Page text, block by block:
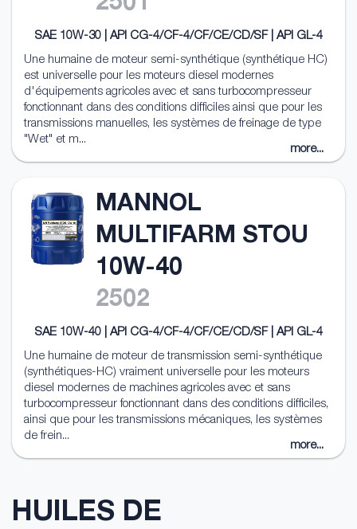
2501
SAE 10W-30 | API CG-4/CF-4/CF/CE/CD/SF | API GL-4
Une humaine de moteur semi-synthétique (synthétique HC)
est universelle pour les moteurs diesel modernes
d'équipements agricoles avec et sans turbocompresseur
fonctionnant dans des conditions difficiles ainsi que pour les
transmissions manuelles, les systèmes de freinage de type
"Wet" et m...
more...
MANNOL
MULTIFARM STOU
10W-40
2502
SAE 10W-40 | API CG-4/CF-4/CF/CE/CD/SF | API GL-4
Une humaine de moteur de transmission semi-synthétique
(synthétiques-HC) vraiment universelle pour les moteurs
diesel modernes de machines agricoles avec et sans
turbocompresseur fonctionnant dans des conditions difficiles,
ainsi que pour les transmissions mécaniques, les systèmes
de frein...
more...
HUILES DE